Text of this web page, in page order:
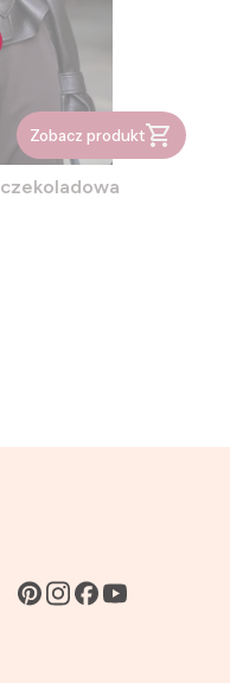
Zobacz produkt
Kurtka z ekoskóry Slay Mood czekoladowa